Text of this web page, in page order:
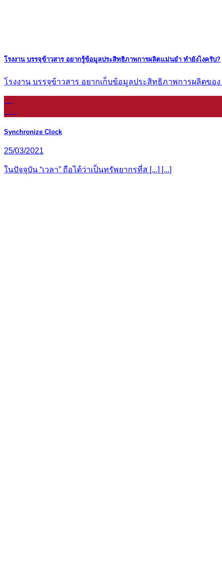
โรงงาน บรรจุข้าวสาร อยากรู้ข้อมูลประสิทธิภาพการผลิตแม่นยำ ทำยังไงครับ?
โรงงาน บรรจุข้าวสาร อยากเก็บข้อมูลประสิทธิภาพการผลิตของ
Synchronize Clock
25/03/2021
ในปัจจุบัน “เวลา” ถือได้ว่าเป็นทรัพยากรที่ส [...] [...]